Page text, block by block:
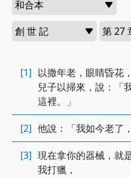
[1] 以撒年老，眼睛昏花
兒子以掃來，說：「
這裡。」
[2] 他說：「我如今老了
[3] 現在拿你的器械，就
我打獵，